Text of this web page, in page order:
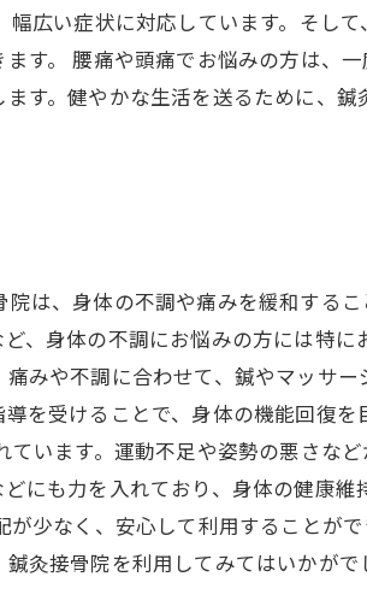
広い症状に対応しています。そし
す。 腰痛や頭痛でお悩みの方は、
す。健やかな生活を送るために、鍼
は、身体の不調や痛みを緩和する
、身体の不調にお悩みの方には特に
みや不調に合わせて、鍼やマッサー
を受けることで、身体の機能回復を
います。運動不足や姿勢の悪さな
にも力を入れており、身体の健康維
少なく、安心して利用することがで
灸接骨院を利用してみてはいかがで